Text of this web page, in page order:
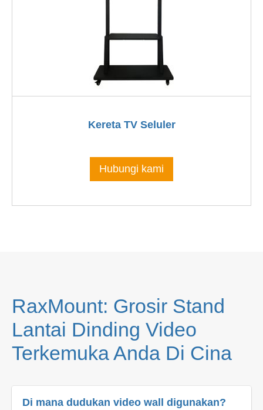
Kereta TV Seluler
Hubungi kami
RaxMount: Grosir Stand
Lantai Dinding Video
Terkemuka Anda Di Cina
Di mana dudukan video wall digunakan?